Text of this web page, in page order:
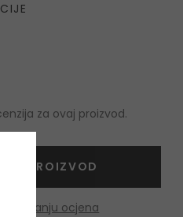
za ovaj proizvod.
PROIZVOD
dobivanju ocjena